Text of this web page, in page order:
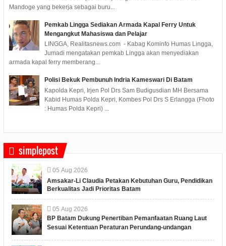
Mandoge yang bekerja sebagai buru...
Pemkab Lingga Sediakan Armada Kapal Ferry Untuk
Mengangkut Mahasiswa dan Pelajar
LINGGA, Realitasnews.com - Kabag Kominfo Humas Lingga,
Jumadi mengatakan pemkab Lingga akan menyediakan
armada kapal ferry memberang...
Polisi Bekuk Pembunuh Indria Kameswari Di Batam
Kapolda Kepri, Irjen Pol Drs Sam Budigusdian MH Bersama
Kabid Humas Polda Kepri, Kombes Pol Drs S Erlangga (Fhoto
: Humas Polda Kepri) ...
simplepost
05 Aug 2026
Amsakar-Li Claudia Petakan Kebutuhan Guru, Pendidikan
Berkualitas Jadi Prioritas Batam
05 Aug 2026
BP Batam Dukung Penertiban Pemanfaatan Ruang Laut
Sesuai Ketentuan Peraturan Perundang-undangan